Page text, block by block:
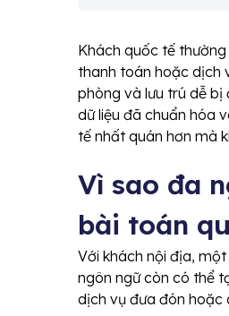
Khách quốc tế
thanh toán hoặc dịch
phòng và lưu trú dễ bị
dữ liệu đã chuẩn hóa
tế nhất quán hơn mà
Vì sao đa
bài toán
Với khách nội địa,
ngôn ngữ còn có thể
dịch vụ đưa đón hoặc